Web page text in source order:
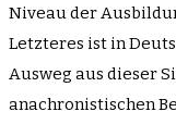
Niveau der
Letzteres ist in
Ausweg aus dieser
anachronistischen